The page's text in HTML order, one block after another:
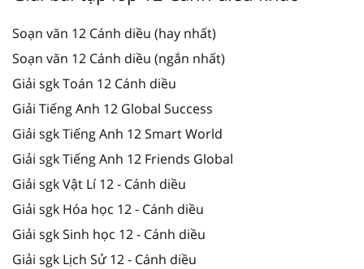
Soạn văn 12 Cánh diều (hay nhất)
Soạn văn 12 Cánh diều (ngắn nhất)
Giải sgk Toán 12 Cánh diều
Giải Tiếng Anh 12 Global Success
Giải sgk Tiếng Anh 12 Smart World
Giải sgk Tiếng Anh 12 Friends Global
Giải sgk Vật Lí 12 - Cánh diều
Giải sgk Hóa học 12 - Cánh diều
Giải sgk Sinh học 12 - Cánh diều
Giải sgk Lịch Sử 12 - Cánh diều